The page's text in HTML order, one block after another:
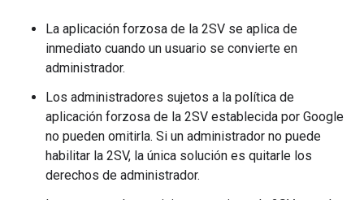
La aplicación forzosa de la 2SV se aplica de
inmediato cuando un usuario se convierte en
administrador.
Los administradores sujetos a la política de
aplicación forzosa de la 2SV establecida por Google
no pueden omitirla. Si un administrador no puede
habilitar la 2SV, la única solución es quitarle los
derechos de administrador.